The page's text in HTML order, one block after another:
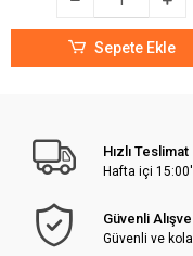
Sepete Ekle
Hızlı Teslimat
Hafta içi
Güvenli
Güvenli ve